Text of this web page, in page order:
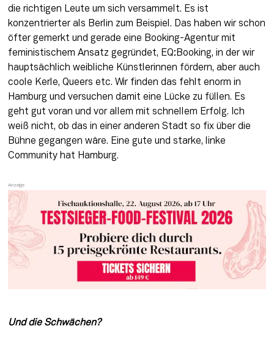
die richtigen Leute um sich versammelt. Es ist
konzentrierter als Berlin zum Beispiel. Das haben wir schon
öfter gemerkt und gerade eine Booking-Agentur mit
feministischem Ansatz gegründet, EQ:Booking, in der wir
hauptsächlich weibliche Künstlerinnen fördern, aber auch
coole Kerle, Queers etc. Wir finden das fehlt enorm in
Hamburg und versuchen damit eine Lücke zu füllen. Es
geht gut voran und vor allem mit schnellem Erfolg. Ich
weiß nicht, ob das in einer anderen Stadt so fix über die
Bühne gegangen wäre. Eine gute und starke, linke
Community hat Hamburg.
Und die Schwächen?